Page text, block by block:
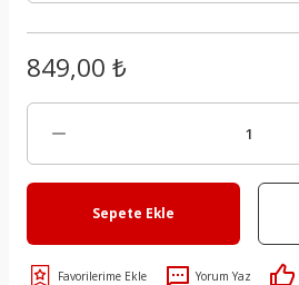
849,00 ₺
Sepete Ekle
Yorum Yaz